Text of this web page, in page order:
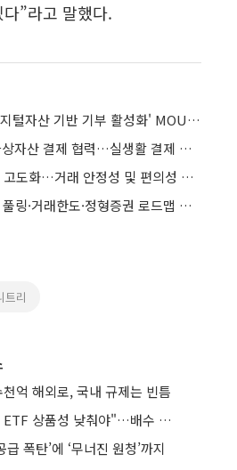
”라고 말했다.
코빗, 굿네이버스와 '디지털자산 기반 기부 활성화' MOU 체결
코빗, KG파이낸셜과 가상자산 결제 협력…실생활 결제 확대
코빗, 법인 TWAP 기능 고도화…거래 안정성 및 편의성 강화
STO 하위법규 예상안, 풀링·거래한도·정형증권 로드맵 제시
트리
억 해외로, 국내 규제는 빈틈
與 "단일종목 레버리지 ETF 상품성 낮춰야"…배수 조정안도 거론
폭탄’에 ‘무너진 원청’까지